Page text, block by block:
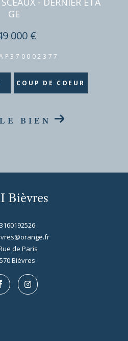
GE
000 €
COUP DE COEUR
BIEN
Bièvres
de Paris
bièvres